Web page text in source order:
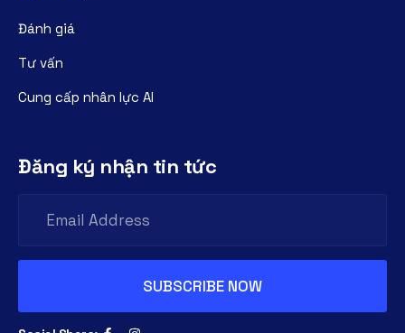
Đánh giá
Tư vấn
Cung cấp nhân lực AI
Đăng ký nhận tin tức